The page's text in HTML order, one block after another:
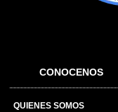
CONOCENOS
QUIENES SOMOS